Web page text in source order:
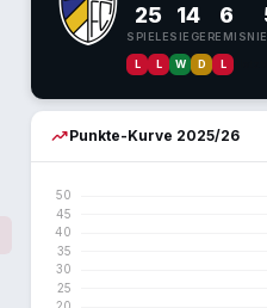
25
SPIELE
14
SIEGE
6
REMIS
L L W D L
trending_upPunkte-Kurve 2025/26